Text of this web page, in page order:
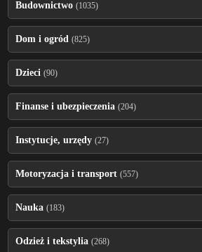
Budownictwo (1035)
Dom i ogród (825)
Dzieci (90)
Finanse i ubezpieczenia (204)
Instytucje, urzędy (27)
Motoryzacja i transport (557)
Nauka (183)
Odzież i tekstylia (268)